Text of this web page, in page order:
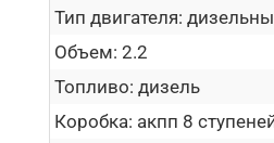
Тип двигателя:
Объем: 2.2
Топливо: дизель
Коробка: акпп 8